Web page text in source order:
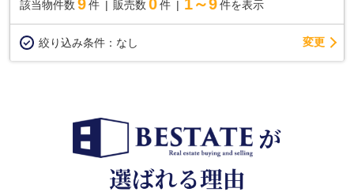
該当物件数 9件 販売数 0 件 1～9 件を表示
絞り込み条件： なし 変更